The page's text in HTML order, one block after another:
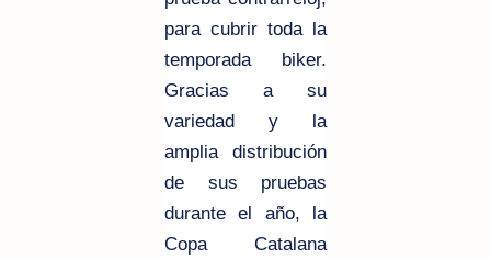
para cubrir toda la
temporada biker.
Gracias a su
variedad y la
amplia distribución
de sus pruebas
durante el año, la
Copa Catalana